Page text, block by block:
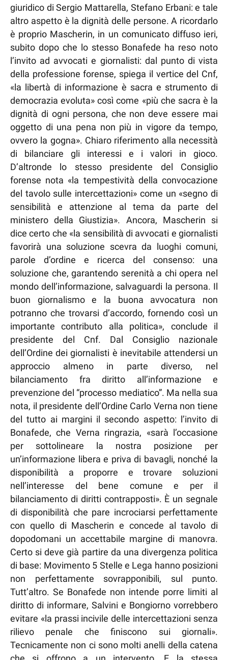
giuridico di Sergio Mattarella, Stefano Erbani: e tale
altro aspetto è la dignità delle persone. A ricordarlo
è proprio Mascherin, in un comunicato diffuso ieri,
subito dopo che lo stesso Bonafede ha reso noto
l’invito ad avvocati e giornalisti: dal punto di vista
della professione forense, spiega il vertice del Cnf,
«la libertà di informazione è sacra e strumento di
democrazia evoluta» così come «più che sacra è la
dignità di ogni persona, che non deve essere mai
oggetto di una pena non più in vigore da tempo,
ovvero la gogna». Chiaro riferimento alla necessità
di bilanciare gli interessi e i valori in gioco.
D’altronde lo stesso presidente del Consiglio
forense nota «la tempestività della convocazione
del tavolo sulle intercettazioni» come un «segno di
sensibilità e attenzione al tema da parte del
ministero della Giustizia». Ancora, Mascherin si
dice certo che «la sensibilità di avvocati e giornalisti
favorirà una soluzione scevra da luoghi comuni,
parole d’ordine e ricerca del consenso: una
soluzione che, garantendo serenità a chi opera nel
mondo dell’informazione, salvaguardi la persona. Il
buon giornalismo e la buona avvocatura non
potranno che trovarsi d’accordo, fornendo così un
importante contributo alla politica», conclude il
presidente del Cnf. Dal Consiglio nazionale
dell’Ordine dei giornalisti è inevitabile attendersi un
approccio almeno in parte diverso, nel
bilanciamento fra diritto all’informazione e
prevenzione del “processo mediatico”. Ma nella sua
nota, il presidente dell’Ordine Carlo Verna non tiene
del tutto ai margini il secondo aspetto: l’invito di
Bonafede, che Verna ringrazia, «sarà l’occasione
per sottolineare la nostra posizione per
un’informazione libera e priva di bavagli, nonché la
disponibilità a proporre e trovare soluzioni
nell’interesse del bene comune e per il
bilanciamento di diritti contrapposti». È un segnale
di disponibilità che pare incrociarsi perfettamente
con quello di Mascherin e concede al tavolo di
dopodomani un accettabile margine di manovra.
Certo si deve già partire da una divergenza politica
di base: Movimento 5 Stelle e Lega hanno posizioni
non perfettamente sovrapponibili, sul punto.
Tutt’altro. Se Bonafede non intende porre limiti al
diritto di informare, Salvini e Bongiorno vorrebbero
evitare «la prassi incivile delle intercettazioni senza
rilievo penale che finiscono sui giornali».
Tecnicamente non ci sono molti anelli della catena